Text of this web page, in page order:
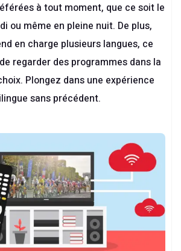
à tout moment, que ce soit le
ou même en pleine nuit. De plus,
en charge plusieurs langues, ce
regarder des programmes dans la
Plongez dans une expérience
sans précédent.